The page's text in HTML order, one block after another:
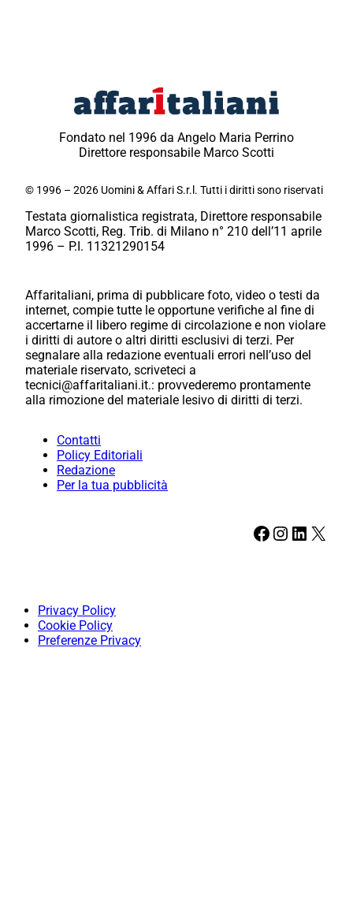
Fondato nel 1996 da Angelo Maria Perrino
Direttore responsabile Marco Scotti
© 1996 – 2026 Uomini & Affari S.r.l. Tutti i diritti sono riservati
Testata giornalistica registrata, Direttore responsabile
Marco Scotti, Reg. Trib. di Milano n° 210 dell’11 aprile
1996 – P.I. 11321290154
Affaritaliani, prima di pubblicare foto, video o testi da
internet, compie tutte le opportune verifiche al fine di
accertarne il libero regime di circolazione e non violare
i diritti di autore o altri diritti esclusivi di terzi. Per
segnalare alla redazione eventuali errori nell’uso del
materiale riservato, scriveteci a
tecnici@affaritaliani.it.: provvederemo prontamente
alla rimozione del materiale lesivo di diritti di terzi.
Contatti
Policy Editoriali
Redazione
Per la tua pubblicità
Facebook Instagram LinkedIn X
Privacy Policy
Cookie Policy
Preferenze Privacy